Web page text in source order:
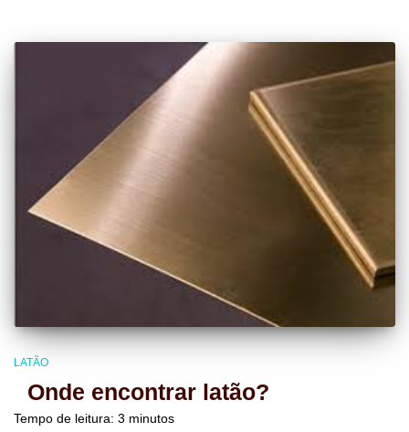
LATÃO
Onde encontrar latão?
Tempo de leitura: 3 minutos